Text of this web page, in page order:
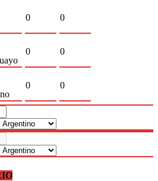
0 0
0 0
0 0